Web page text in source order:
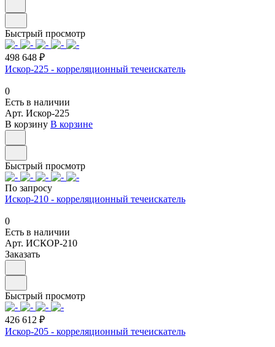
Быстрый просмотр
498 648 ₽
Искор-225 - корреляционный течеискатель
0
Есть в наличии
Арт. Искор-225
В корзину В корзине
Быстрый просмотр
По запросу
Искор-210 - корреляционный течеискатель
0
Есть в наличии
Арт. ИСКОР-210
Заказать
Быстрый просмотр
426 612 ₽
Искор-205 - корреляционный течеискатель